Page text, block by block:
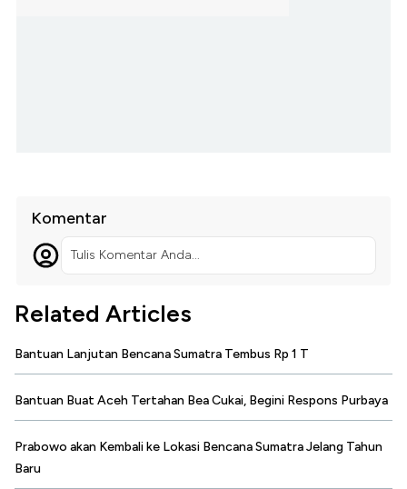
Komentar
Tulis Komentar Anda...
Related Articles
Bantuan Lanjutan Bencana Sumatra Tembus Rp 1 T
Bantuan Buat Aceh Tertahan Bea Cukai, Begini Respons Purbaya
Prabowo akan Kembali ke Lokasi Bencana Sumatra Jelang Tahun
Baru